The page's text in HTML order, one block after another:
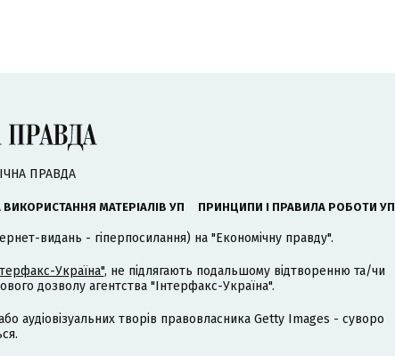
ПРАВДА
МАТЕРІАЛІВ УП ПРИНЦИПИ І ПРАВИЛА РОБОТИ УП
видань - гіперпосилання) на "Економічну правду".
Україна", не підлягають подальшому відтворенню та/чи
дозволу агентства "Інтерфакс-Україна".
аудіовізуальних творів правовласника Getty Images - суворо